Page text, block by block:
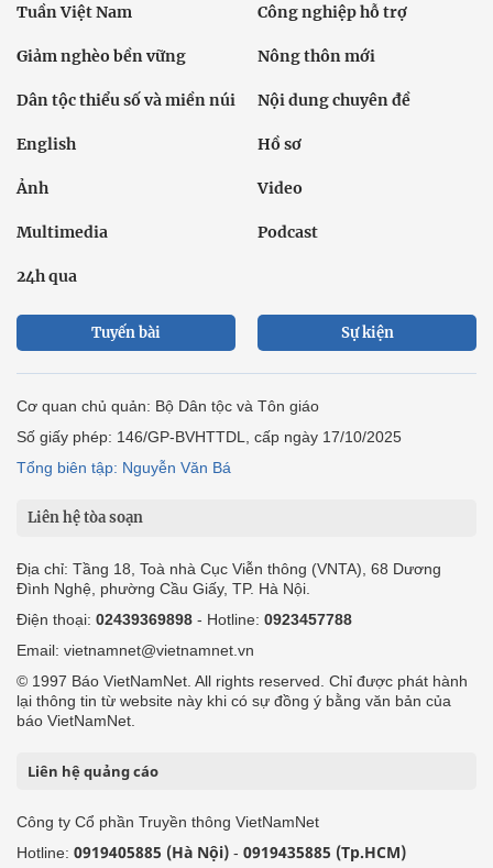
Tuần Việt Nam Công nghiệp hỗ trợ
Giảm nghèo bền vững Nông thôn mới
Dân tộc thiểu số và miền núi Nội dung chuyên đề
English Hồ sơ
Ảnh Video
Multimedia Podcast
24h qua
Tuyến bài Sự kiện
Cơ quan chủ quản: Bộ Dân tộc và Tôn giáo
Số giấy phép: 146/GP-BVHTTDL, cấp ngày 17/10/2025
Tổng biên tập: Nguyễn Văn Bá
Liên hệ tòa soạn
Địa chỉ: Tầng 18, Toà nhà Cục Viễn thông (VNTA), 68 Dương
Đình Nghệ, phường Cầu Giấy, TP. Hà Nội.
Điện thoại: 02439369898 - Hotline: 0923457788
Email: vietnamnet@vietnamnet.vn
© 1997 Báo VietNamNet. All rights reserved. Chỉ được phát hành
lại thông tin từ website này khi có sự đồng ý bằng văn bản của
báo VietNamNet.
Liên hệ quảng cáo
Công ty Cổ phần Truyền thông VietNamNet
Hotline: 0919405885 (Hà Nội) - 0919435885 (Tp.HCM)